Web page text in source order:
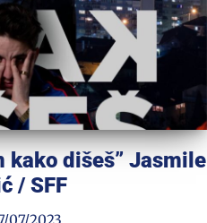
kako dišeš” Jasmile
/ SFF